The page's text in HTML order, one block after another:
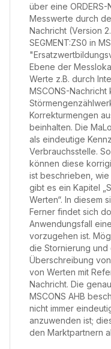
über eine
Messwerte durch
Nachricht (Version
SEGMENT:ZS0 in
Ebene der
Werte z.B. durch
MSCONS-Nachricht
Korrekturmengen
beinhalten. Die
als eindeutige
Verbrauchsstelle.
können diese
ist beschrieben,
gibt es ein Kapitel
Werten“. In diesem
Ferner findet sich
Anwendungsfall
vorzugehen ist.
die Stornierung
Überschreibung
von Werten mit
Nachricht. Die
MSCONS AHB
nicht immer
anzuwenden ist;
den Marktpartnern